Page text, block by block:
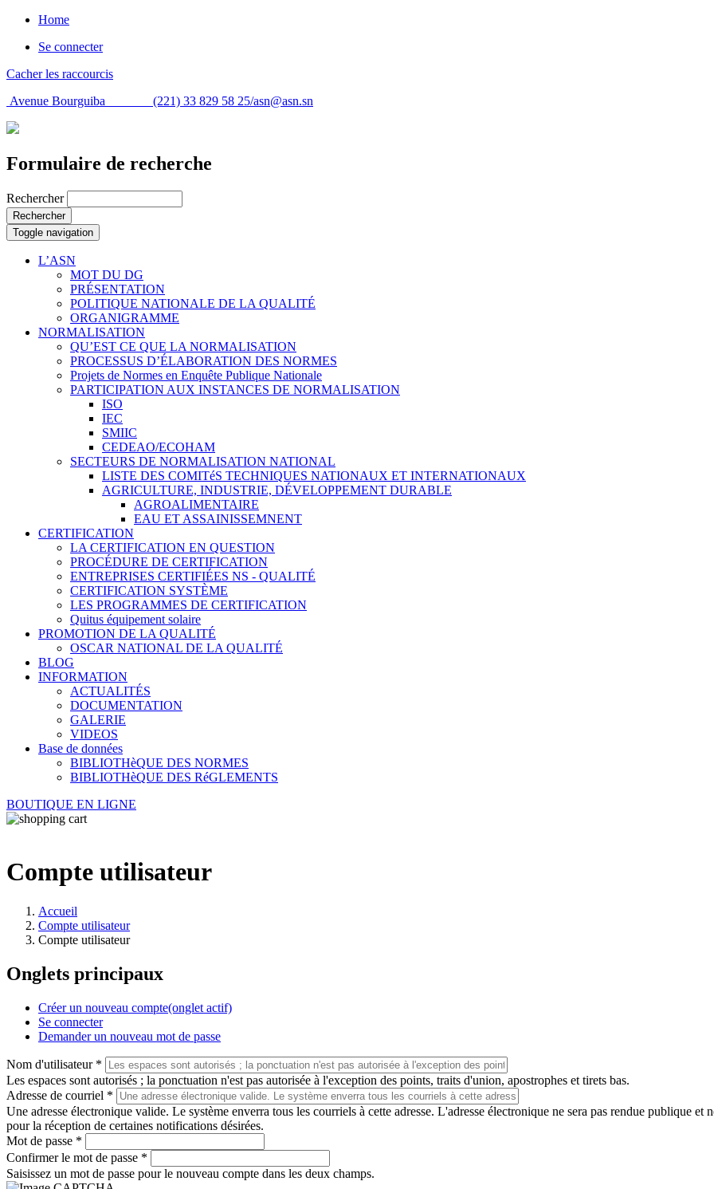
Home
Se connecter
Cacher les raccourcis
Avenue Bourguiba (221) 33 829 58 25/asn@asn.sn
Formulaire de recherche
Rechercher
Rechercher
Toggle navigation
L’ASN
MOT DU DG
PRÉSENTATION
POLITIQUE NATIONALE DE LA QUALITÉ
ORGANIGRAMME
NORMALISATION
QU’EST CE QUE LA NORMALISATION
PROCESSUS D’ÉLABORATION DES NORMES
Projets de Normes en Enquête Publique Nationale
PARTICIPATION AUX INSTANCES DE NORMALISATION
ISO
IEC
SMIIC
CEDEAO/ECOHAM
SECTEURS DE NORMALISATION NATIONAL
LISTE DES COMITéS TECHNIQUES NATIONAUX ET INTERNATIONAUX
AGRICULTURE, INDUSTRIE, DÉVELOPPEMENT DURABLE
AGROALIMENTAIRE
EAU ET ASSAINISSEMNENT
CERTIFICATION
LA CERTIFICATION EN QUESTION
PROCÉDURE DE CERTIFICATION
ENTREPRISES CERTIFIÉES NS - QUALITÉ
CERTIFICATION SYSTÈME
LES PROGRAMMES DE CERTIFICATION
Quitus équipement solaire
PROMOTION DE LA QUALITÉ
OSCAR NATIONAL DE LA QUALITÉ
BLOG
INFORMATION
ACTUALITÉS
DOCUMENTATION
GALERIE
VIDEOS
Base de données
BIBLIOTHèQUE DES NORMES
BIBLIOTHèQUE DES RéGLEMENTS
BOUTIQUE EN LIGNE
Compte utilisateur
Accueil
Compte utilisateur
Compte utilisateur
Onglets principaux
Créer un nouveau compte(onglet actif)
Se connecter
Demander un nouveau mot de passe
Nom d'utilisateur *
Les espaces sont autorisés ; la ponctuation n'est pas autorisée à l'exception des points, traits d'union, apostrophes et tirets bas.
Adresse de courriel *
Une adresse électronique valide. Le système enverra tous les courriels à cette adresse. L'adresse électronique ne sera pas rendue publique
pour la réception de certaines notifications désirées.
Mot de passe *
Confirmer le mot de passe *
Saisissez un mot de passe pour le nouveau compte dans les deux champs.